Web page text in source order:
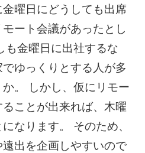
曜日にどうしても出席
ート会議があったとし
も金曜日に出社するな
ゆっくりとする人が多
。 しかし、仮にリモー
ることが出来れば、木曜
なります。 そのため、
出を企画しやすいので